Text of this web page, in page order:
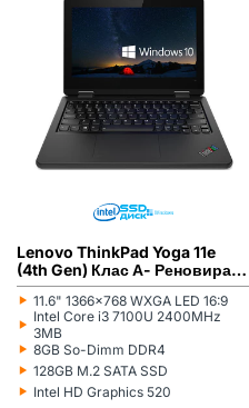
Lenovo ThinkPad Yoga 11e
(4th Gen) Клас А- Реновиран
лаптоп
‣
Монитор:
11.6" 1366x768 WXGA LED 16:9
‣
Процесор:
Intel Core i3 7100U 2400MHz
3MB
‣
Рам памет:
8GB So-Dimm DDR4
‣
Хард диск:
128GB M.2 SATA SSD
‣
Видеокарта:
Intel HD Graphics 520